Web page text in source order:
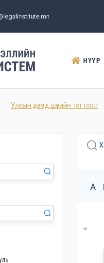
НҮҮР
Улсын дээд шүүхийн тогтоол
А
№